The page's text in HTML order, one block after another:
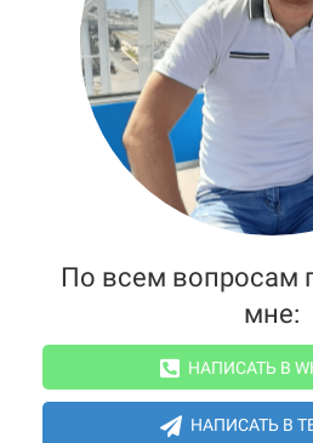
По всем вопросам
мне:
НАПИСАТЬ В
НАПИСАТЬ В